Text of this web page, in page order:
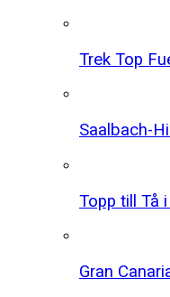
Trek Top
Saalbach-
Topp till Tå
Gran